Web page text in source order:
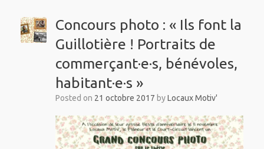
Concours photo : « Ils font la
Guillotière ! Portraits de
commerçant·e·s, bénévoles,
habitant·e·s »
Posted on 21 octobre 2017 byLocaux Motiv'